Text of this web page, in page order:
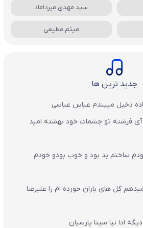
سید مهدی میرداماد
میثم مطیعی
جدید ترین ها
دخیل میبندم عباس عباسی
آی فرشته تو چشمات خود بهشته امید
ساختم بد بود و خوب بودو خودم
گل های باران‌ خورده ام را علیرضا
ادا نیا سینا پارسیان